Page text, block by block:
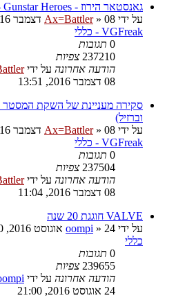
גאנסטאר הירוז - Gunstar Heroes - פוסט חובה לשחק
על ידי
Ax=Battler» 08 דצמבר 2016, 13:51
VGFreak - כללי
0 תגובות
237210 צפיות
הודעה אחרונה על ידי
08 דצמבר 2016, 13:51
סקירה מעניינת של השקת
וברזיל)
על ידי
Ax=Battler» 08 דצמבר 2016, 11:04
VGFreak - כללי
0 תגובות
237504 צפיות
הודעה אחרונה על ידי
08 דצמבר 2016, 11:04
VALVE חוגגת 20 שנה
על ידי
oompi » 24 אוגוסט 2016, 21:00
כללי
0 תגובות
239655 צפיות
הודעה אחרונה על ידי
24 אוגוסט 2016, 21:00